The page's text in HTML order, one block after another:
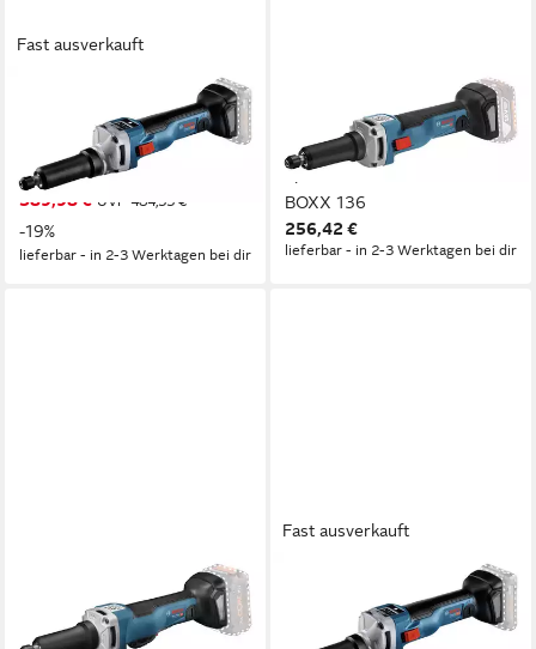
Fast ausverkauft
Akku-Geradschleifer GGS
18V-10 SLC, max. 10500
U/min, Ohne Akku - im Karton
389,98 € UVP 484,33 €
-19%
lieferbar - in 2-3 Werktagen bei dir
Akku-Geradschleifer GGS
18V-23 LC, max. 23000
U/min, Ohne Akku - in L-
BOXX 136
256,42 €
lieferbar - in 2-3 Werktagen bei dir
Akku-Geradschleifer GGS
18V-23 PLC, max. 23000
Fast ausverkauft
Akku-Geradschleifer GGS
18V-10 SLC, max. 10500